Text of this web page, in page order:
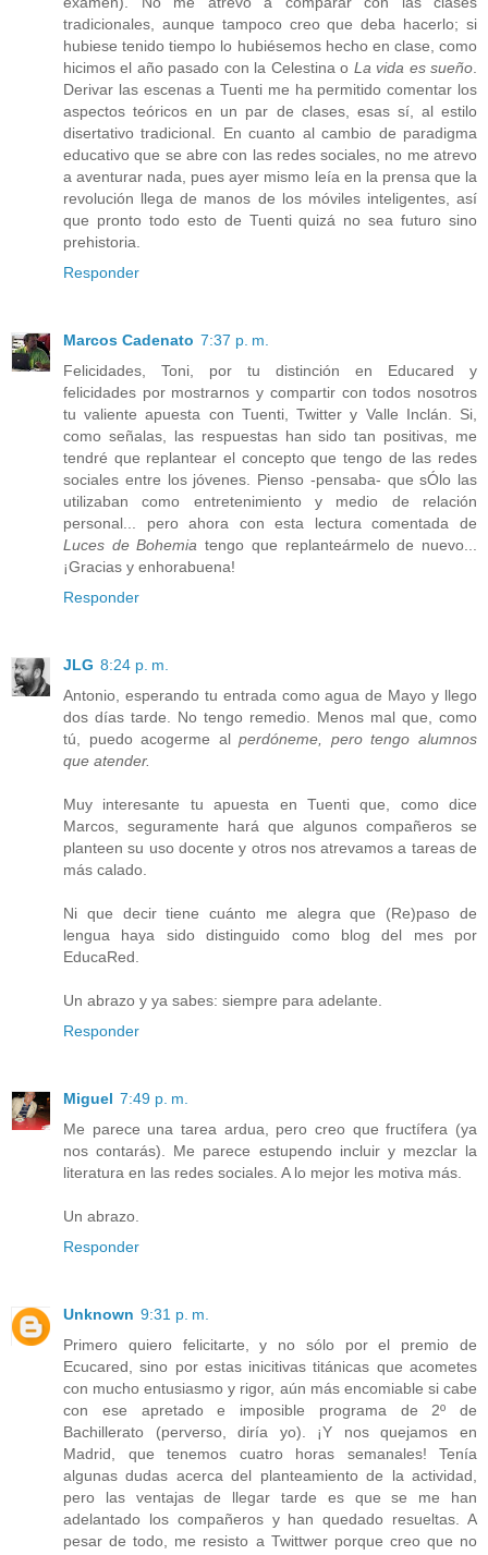
tradicionales, aunque tampoco creo que deba hacerlo; si
hubiese tenido tiempo lo hubiésemos hecho en clase, como
hicimos el año pasado con la Celestina o La vida es sueño.
Derivar las escenas a Tuenti me ha permitido comentar los
aspectos teóricos en un par de clases, esas sí, al estilo
disertativo tradicional. En cuanto al cambio de paradigma
educativo que se abre con las redes sociales, no me atrevo
a aventurar nada, pues ayer mismo leía en la prensa que la
revolución llega de manos de los móviles inteligentes, así
que pronto todo esto de Tuenti quizá no sea futuro sino
prehistoria.
Responder
Marcos Cadenato 7:37 p. m.
Felicidades, Toni, por tu distinción en Educared y
felicidades por mostrarnos y compartir con todos nosotros
tu valiente apuesta con Tuenti, Twitter y Valle Inclán. Si,
como señalas, las respuestas han sido tan positivas, me
tendré que replantear el concepto que tengo de las redes
sociales entre los jóvenes. Pienso -pensaba- que sÓlo las
utilizaban como entretenimiento y medio de relación
personal... pero ahora con esta lectura comentada de
Luces de Bohemia tengo que replanteármelo de nuevo...
¡Gracias y enhorabuena!
Responder
JLG 8:24 p. m.
Antonio, esperando tu entrada como agua de Mayo y llego
dos días tarde. No tengo remedio. Menos mal que, como
tú, puedo acogerme alperdóneme, pero tengo alumnos
que atender.
Muy interesante tu apuesta en Tuenti que, como dice
Marcos, seguramente hará que algunos compañeros se
planteen su uso docente y otros nos atrevamos a tareas de
más calado.
Ni que decir tiene cuánto me alegra que (Re)paso de
lengua haya sido distinguido como blog del mes por
EducaRed.
Un abrazo y ya sabes: siempre para adelante.
Responder
Miguel 7:49 p. m.
Me parece una tarea ardua, pero creo que fructífera (ya
nos contarás). Me parece estupendo incluir y mezclar la
literatura en las redes sociales. A lo mejor les motiva más.
Un abrazo.
Responder
Unknown 9:31 p. m.
Primero quiero felicitarte, y no sólo por el premio de
Ecucared, sino por estas inicitivas titánicas que acometes
con mucho entusiasmo y rigor, aún más encomiable si cabe
con ese apretado e imposible programa de 2º de
Bachillerato (perverso, diría yo). ¡Y nos quejamos en
Madrid, que tenemos cuatro horas semanales! Tenía
algunas dudas acerca del planteamiento de la actividad,
pero las ventajas de llegar tarde es que se me han
adelantado los compañeros y han quedado resueltas. A
pesar de todo, me resisto a Twittwer porque creo que no